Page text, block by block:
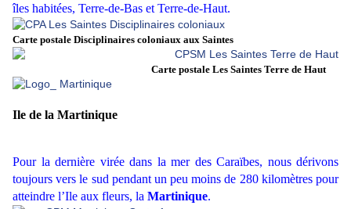
îles habitées, Terre-de-Bas et Terre-de-Haut.
Carte postale Disciplinaires coloniaux aux Saintes
Carte postale Les Saintes Terre de Haut
Ile de la Martinique
Pour la dernière virée dans la mer des Caraïbes, nous dérivons
toujours vers le sud pendant un peu moins de 280 kilomètres pour
atteindre l’Ile aux fleurs, la Martinique.